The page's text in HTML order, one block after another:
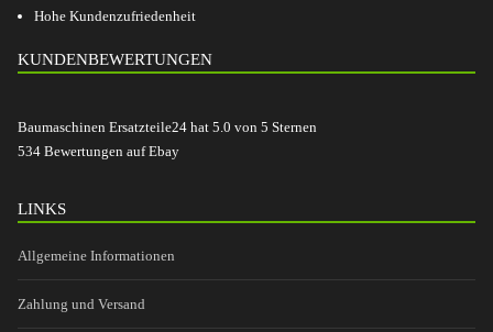
Hohe Kundenzufriedenheit
KUNDENBEWERTUNGEN
Baumaschinen Ersatzteile24 hat 5.0 von 5 Sternen
534 Bewertungen auf Ebay
LINKS
Allgemeine Informationen
Zahlung und Versand